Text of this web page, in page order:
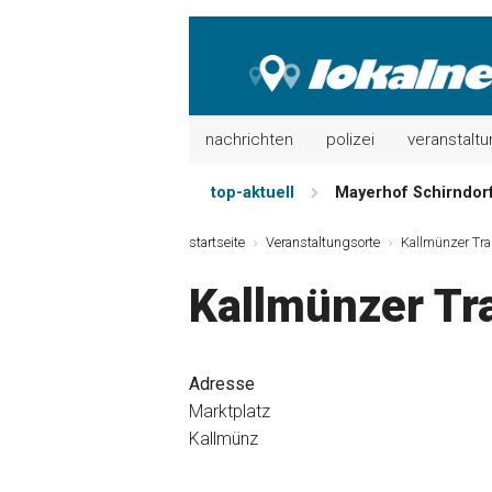
nachrichten polizei
top-aktuell Mayerhof
Maxhütter
Nutzen Sie aktuelle
startseite Veranstaltungsorte Kallmünzer
Kallmünzer
Adresse
Marktplatz
Kallmünz